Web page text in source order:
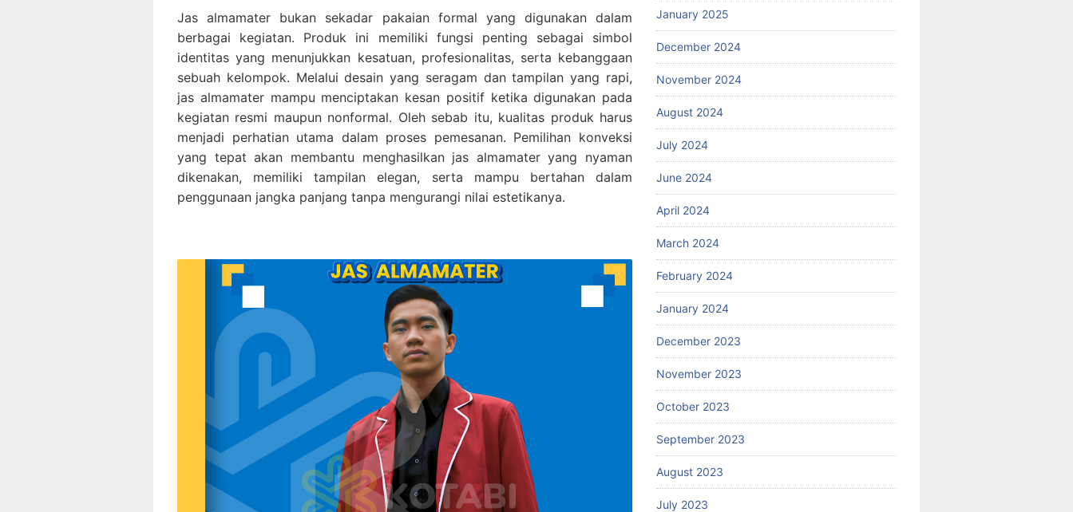
Jas almamater bukan sekadar pakaian formal yang digunakan dalam
berbagai kegiatan. Produk ini memiliki fungsi penting sebagai simbol
identitas yang menunjukkan kesatuan, profesionalitas, serta kebanggaan
sebuah kelompok. Melalui desain yang seragam dan tampilan yang rapi,
jas almamater mampu menciptakan kesan positif ketika digunakan pada
kegiatan resmi maupun nonformal. Oleh sebab itu, kualitas produk harus
menjadi perhatian utama dalam proses pemesanan. Pemilihan konveksi
yang tepat akan membantu menghasilkan jas almamater yang nyaman
dikenakan, memiliki tampilan elegan, serta mampu bertahan dalam
penggunaan jangka panjang tanpa mengurangi nilai estetikanya.
January 2025
December 2024
November 2024
August 2024
July 2024
June 2024
April 2024
March 2024
February 2024
January 2024
December 2023
November 2023
October 2023
September 2023
August 2023
July 2023